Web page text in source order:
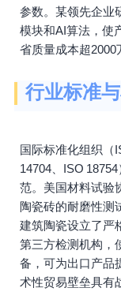
参数。某领先企业
模块和AI算法，使
省质量成本超2000
行业标准
国际标准化组织（
14704、ISO
范。美国材料试验
陶瓷砖的耐磨性测
建筑陶瓷设立了严
第三方检测机构，
备，可为出口产品
术性贸易壁垒具有